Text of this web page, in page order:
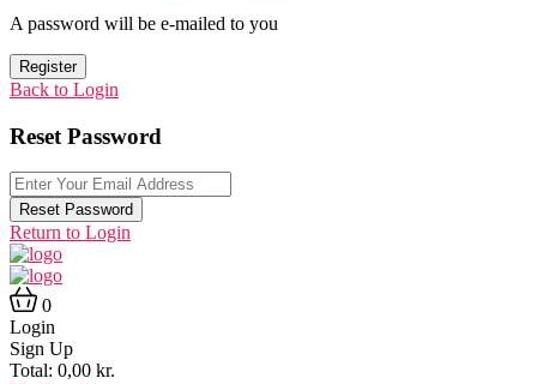
A password will be e-mailed to you
Register
Back to Login
Reset Password
Reset Password
Return to Login
0
Login
Sign Up
Total: 0,00 kr.